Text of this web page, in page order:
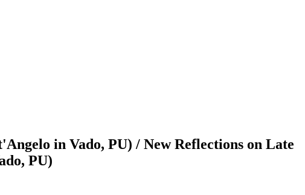
in Vado, PU) / New Reflections on Late
PU)